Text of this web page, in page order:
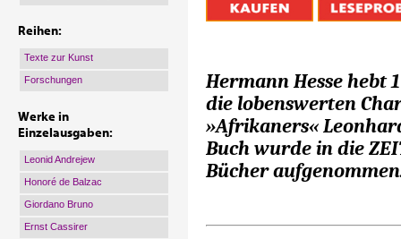
Reihen:
Texte zur Kunst
Forschungen
Werke in
Einzelausgaben:
Leonid Andrejew
Honoré de Balzac
Giordano Bruno
Ernst Cassirer
Hermann Hesse hebt
die lobenswerten
»Afrikaners«
Buch wurde in die
Bücher